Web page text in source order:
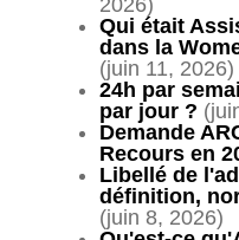
Qui était
dans la
(juin 11, 2026)
24h par
par jour ?
Demande
Recours en
Libellé de
définition,
(juin 8, 2026)